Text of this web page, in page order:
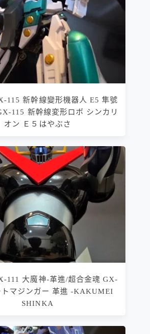
115 新幹線變形機器人 E5 隼號
115 新幹線変形ロボ シンカリ
オン Ｅ５はやぶさ
111 大魔神-革進/超合金魂 GX-
トマジンガー 革進 -KAKUMEI
SHINKA